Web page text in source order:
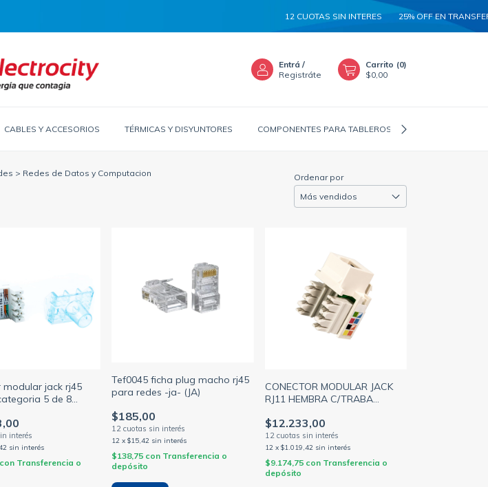
12 CUOTAS SIN INTERES 25% OFF EN
Entrá /
Registráte
Carrito (0)
$0,00
CABLES Y ACCESORIOS TÉRMICAS Y DISYUNTORES COMPONENTES PARA TABLEROS
> Redes de Datos y Computacion Ordenar por
modular jack rj45
5 de 8
sin interés
con Transferencia o
Tef0045 ficha plug macho rj45
para redes -ja- (JA)
$185,00
12 x$15,42 sin interés
$138,75 con Transferencia o
depósito
CONECTOR MODULAR JACK
RJ11 HEMBRA C/TRABA
MARFIL AMP
$12.233,00
12 x $1.019,42 sin interés
$9.174,75 con Transferencia o
depósito